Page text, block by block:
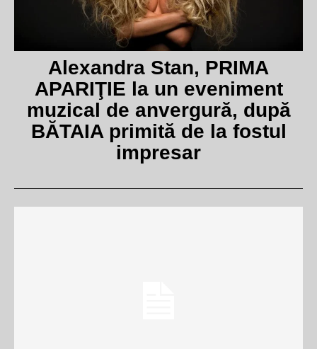
Alexandra Stan, PRIMA
APARIŢIE la un eveniment
muzical de anvergură, după
BĂTAIA primită de la fostul
impresar